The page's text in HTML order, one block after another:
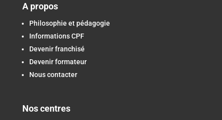
A propos
Philosophie et pédagogie
Informations CPF
Devenir franchisé
Devenir formateur
Nous contacter
Nos centres